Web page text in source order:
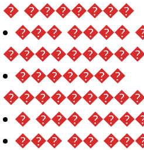
� �������
��� ����
�������
� ���
��� ��